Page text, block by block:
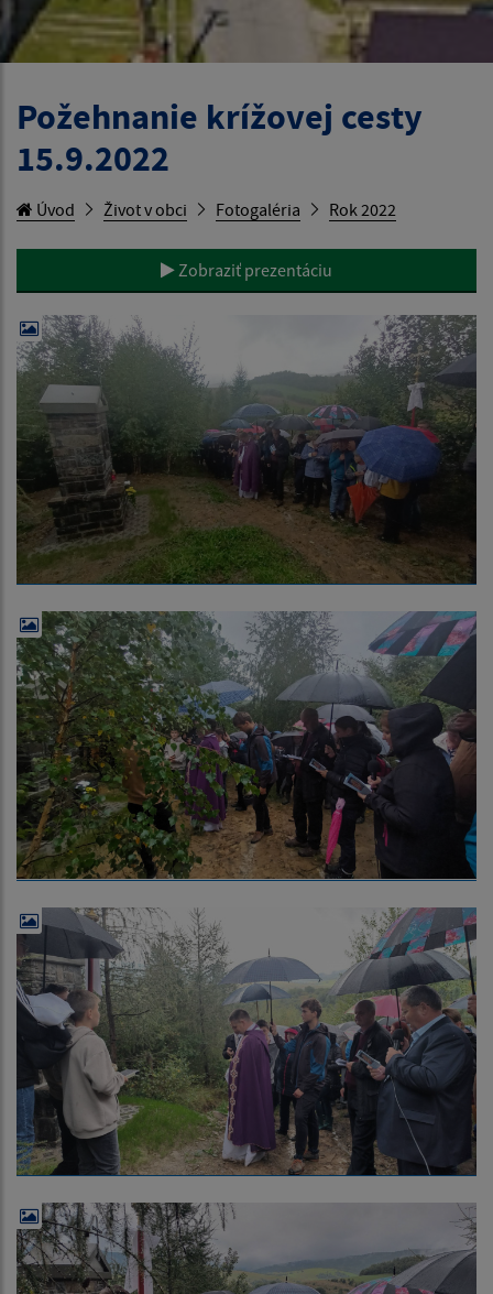
Požehnanie krížovej cesty
15.9.2022
Úvod Život v obci Fotogaléria Rok 2022
Zobraziť prezentáciu